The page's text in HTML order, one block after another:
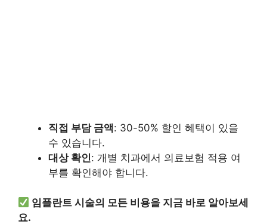
직접 부담 금액: 30-50% 할인 혜택이 있을
수 있습니다.
대상 확인: 개별 치과에서 의료보험 적용 여
부를 확인해야 합니다.
임플란트 시술의 모든 비용을 지금 바로 알아보세
요.